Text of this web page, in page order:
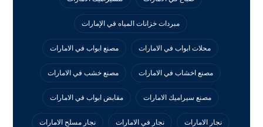
مبردات خزانات المياه في الإمارات
محلات ابواب في الامارات مصنع ابواب في الامارات
مصنع اخشاب في الامارات مصنع خشب في الامارات
مصنع سيراميك الامارات مقابض ابواب في الامارات
نجار الامارات نجار في الامارات نجار مسلح الامارات